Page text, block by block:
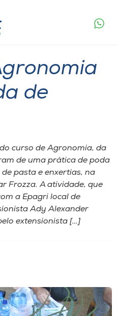
de
curso de Agronomia, da
de uma prática de poda
pasta e enxertias, na
Frozza. A atividade, que
a Epagri local de
Ady Alexander
extensionista […]